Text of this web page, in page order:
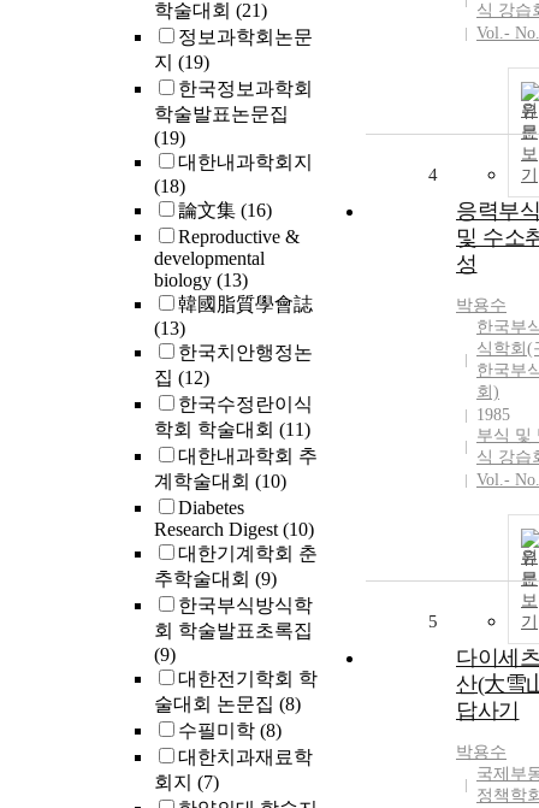
학술대회 (21)
정보과학회논문
지 (19)
한국정보과학회
학술발표논문집
(19)
대한내과학회지
(18)
論文集 (16)
Reproductive &
developmental
biology (13)
韓國脂質學會誌
(13)
한국치안행정논
집 (12)
한국수정란이식
학회 학술대회 (11)
대한내과학회 추
계학술대회 (10)
Diabetes
Research Digest(10)
대한기계학회 춘
추학술대회 (9)
한국부식방식학
회 학술발표초록집
(9)
대한전기학회 학
술대회 논문집 (8)
수필미학 (8)
대한치과재료학
회지 (7)
식 강습
Vol.-
원
문
보
기
4
응력부식
및 수소
성
박용수
한국부
식학회(
한국부
회)
1985
부식 및
식 강습
Vol.-
원
문
보
기
5
다이세츠
산(大雪
답사기
박용수
국제부
정책학